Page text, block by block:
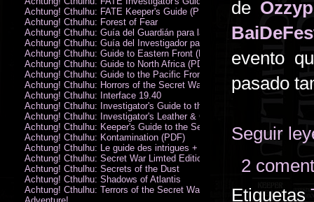
de
evento
pasado
Seguir
2
Etiquetas
Achtung! Cthulhu: FATE Keeper's Guide (PDF)
Achtung! Cthulhu: Forest of Fear
Achtung! Cthulhu: Guía del Guardián para la Guerra Secreta
Achtung! Cthulhu: Guía del Investigador para la Guerra Secreta
Achtung! Cthulhu: Guide to Eastern Front (PDF)
Achtung! Cthulhu: Guide to North Africa (PDF)
Achtung! Cthulhu: Guide to the Pacific Front
Achtung! Cthulhu: Horrors of the Secret War
Achtung! Cthulhu: Interface 19.40
Achtung! Cthulhu: Investigator's Guide to the Secret War
Achtung! Cthulhu: Investigator's Leather & Canvas Bag
Achtung! Cthulhu: Keeper's Guide to the Secret War
Achtung! Cthulhu: Kontamination (PDF)
Achtung! Cthulhu: Le guide des intrigues + ecran
Achtung! Cthulhu: Secret War Limted Edition Book
Achtung! Cthulhu: Secrets of the Dust
Achtung! Cthulhu: Shadows of Atlantis
Achtung! Cthulhu: Terrors of the Secret War